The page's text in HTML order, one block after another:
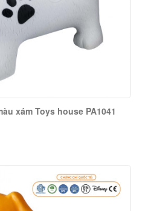
xám Toys house PA1041